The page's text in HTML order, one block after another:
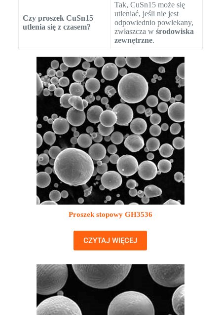
Czy proszek CuSn15
utlenia się z czasem?
Tak, CuSn15 może się
utleniać, jeśli nie jest
odpowiednio powlekany,
zwłaszcza w środowiska
zewnętrzne.
Proszek stopowy GH3536
CZYTAJ WIĘCEJ